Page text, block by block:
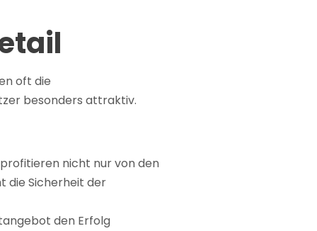
oft die
besonders attraktiv.
nicht nur von den
die Sicherheit der
den Erfolg